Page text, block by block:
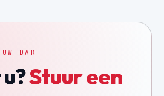
DAK
Stuur een